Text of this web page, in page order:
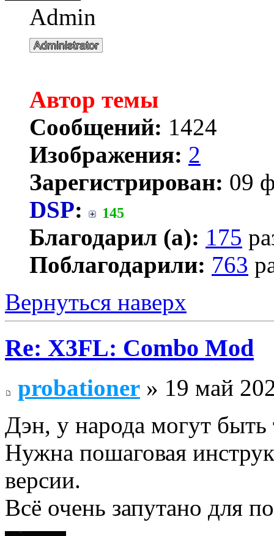
Admin
Автор темы
Сообщений: 1424
Изображения: 2
Зарегистрирован: 09
DSP: 145
Благодарил (а): 175
Поблагодарили: 763
Вернуться наверх
Re: X3FL: Combo Mod
probationer » 19 май
Дэн, у народа могут быть
Нужна пошаговая
версии.
Всё очень запутано для